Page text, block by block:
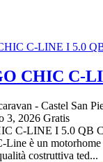
CHIC C-
- Castel San
3, 2026 Gratis
C-LINE I 5.0 QB
Line è un motorhome
costruttiva ted...